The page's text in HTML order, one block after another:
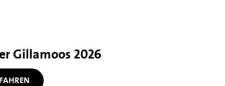
Gillamoos 2026